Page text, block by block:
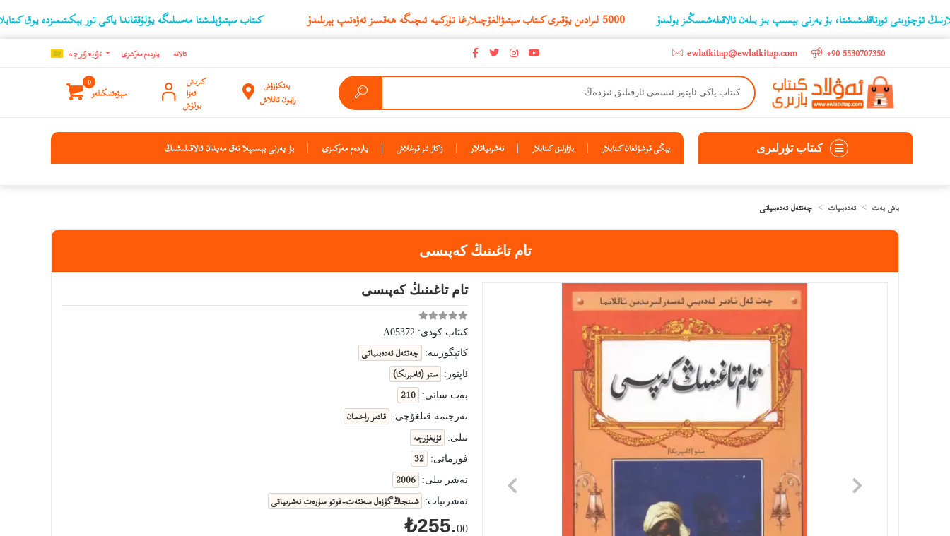
كىتاب سېتىۋېلىشتا مەسىلىگە يۇلۇققاندا ياكى تور بېكىتىمىزدە يوق كىتابلارنىڭ ‫5000 لىرادىن يۇقىرى كىتاب سېتىۋالغۇچىلارغا تۈركىيە ئىچىگە ھەقسىز ئەۋەتىپ ېېرىلىدۇ ئورتاقلىشىشتا، بۇ يەرنى بېسىپ بىز بىلەن ئالاقىلەشسىڭىز بولىدۇ
+90 5530707350
ewlatkitap@ewlatkitap.com ئۇيغۇرچه ياردەم مەركىزى ئالاقە
يەتكۈزۈش
رايون تاللاش
كىرىش
ئەزا
بولۇش
0
سېۋەتتىكىلەر
كىتاب تۈرلىرى يېڭى قوشۇلغان كىتابلار بازارلىق كىتابلار نەشرىياتلار زاكاز ئىز قوغلاش ياردەم مەركىزى بۇ يەرنى بېسىپلا نەق مەيدان ئالاقىلىشىڭ
باش بەت ئەدەبىيات چەتئەل ئەدەبىياتى
تام تاغىنىڭ كەپىسى
تام تاغىنىڭ كەپىسى
كىتاب كودى: A05372
كاتېگورىيە:
چەتئەل ئەدەبىياتى
ئاپتور: ستو (ئامېرىكا)
بەت سانى: 210
تەرجىمە قىلغۇچى: قادىر راخمان
تىلى: ئۇيغۇرچە
فورماتى: 32
نەشر يىلى: 2006
نەشرىيات: شىنجاڭ گۈزەل سەنئەت-فوتو سۈرەت نەشرىياتى
₺255.00